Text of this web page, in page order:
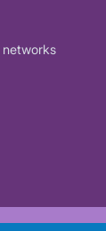
networks